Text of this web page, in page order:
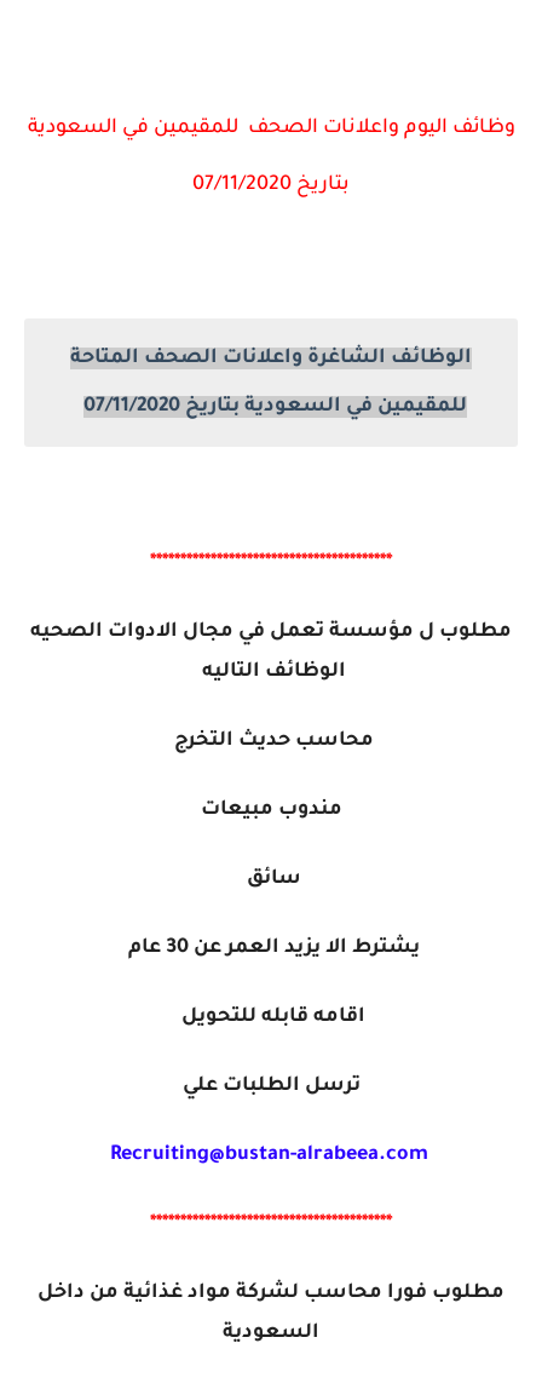
وظائف اليوم واعلانات الصحف للمقيمين في السعودية
بتاريخ 07/11/2020
الوظائف الشاغرة واعلانات الصحف المتاحة
للمقيمين في السعودية بتاريخ 07/11/2020
****************************************
مطلوب ل مؤسسة تعمل في مجال الادوات الصحيه
الوظائف التاليه
محاسب حديث التخرج
مندوب مبيعات
سائق
يشترط الا يزيد العمر عن 30 عام
اقامه قابله للتحويل
ترسل الطلبات علي
****************************************
مطلوب فورا محاسب‎ لشركة مواد غذائية من داخل
السعودية